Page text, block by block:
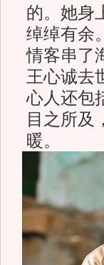
的。她身
绰绰有余
情客串了
王心诚去
心人还包
目之所及
暖。